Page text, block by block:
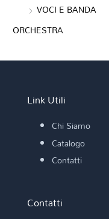
VOCI E BANDA
ORCHESTRA
Link Utili
Chi Siamo
Catalogo
Contatti
Contatti